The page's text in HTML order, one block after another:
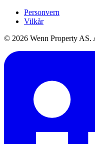
Personvern
Vilkår
© 2026 Wenn Property AS.